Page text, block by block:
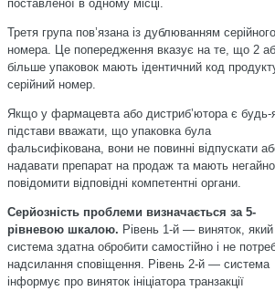
поставленої в одному місці.
Третя група пов’язана із дублюванням серійного
номера. Це попередження вказує на те, що 2
більше упаковок мають ідентичний код
серійний номер.
Якщо у фармацевта або дистриб’ютора є будь-
підстави вважати, що упаковка була
фальсифікована, вони не повинні відпускати
надавати препарат на продаж та мають негайно
повідомити відповідні компетентні органи.
Серйозність проблеми визначається за 5-
рівневою шкалою. Рівень 1-й — виняток, який
система здатна обробити самостійно і не
надсилання сповіщення. Рівень 2-й — система
інформує про виняток ініціатора транзакції